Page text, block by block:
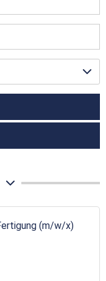
(m/w/x)